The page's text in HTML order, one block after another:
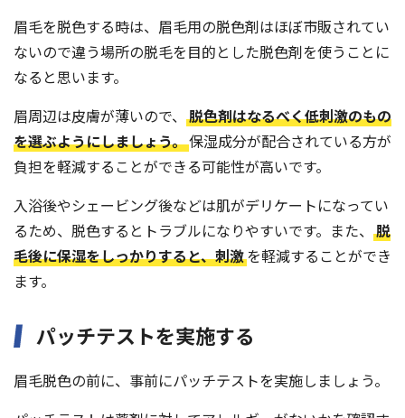
眉毛を脱色する時は、眉毛用の脱色剤はほぼ市販されてい
ないので違う場所の脱毛を目的とした脱色剤を使うことに
なると思います。
眉周辺は皮膚が薄いので、 脱色剤はなるべく低刺激のもの
を選ぶようにしましょう。保湿成分が配合されている方が
負担を軽減することができる可能性が高いです。
入浴後やシェービング後などは肌がデリケートになってい
るため、脱色するとトラブルになりやすいです。また、 脱
毛後に保湿をしっかりすると、刺激を軽減することができ
ます。
パッチテストを実施する
眉毛脱色の前に、事前にパッチテストを実施しましょう。